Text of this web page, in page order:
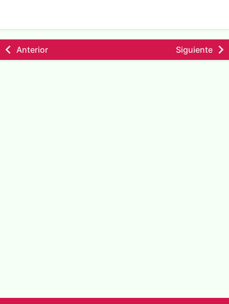
Anterior Siguiente